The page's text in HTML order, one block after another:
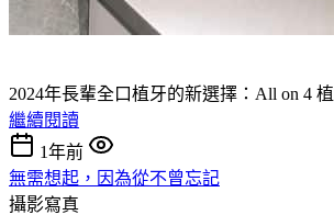
2024年長輩全口植牙的新選擇：All on 4
繼續閱讀
1年前
無需想起，因為從不曾忘記
攝影寫真